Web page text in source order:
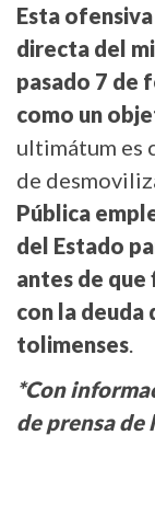
Esta
directa del
pasado 7 de
como un
ultimátum es
de
Pública
del Estado
antes de que
con la deuda
tolimenses.
*Con
de prensa de